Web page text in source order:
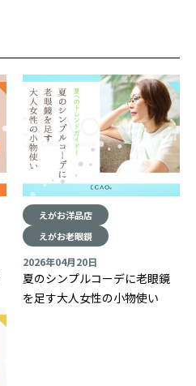
えがお洋品店
えがお老眼鏡
2026年04月20日
夏のシンプルコーデに老眼鏡
を足す大人女性の小物使い